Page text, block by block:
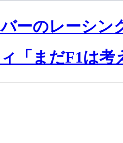
ーのレーシン
「まだF1は考